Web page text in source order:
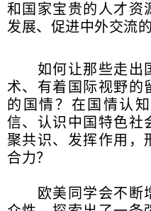
和国家宝贵的人才资
发展、促进中外交流
如何让那些走出
术、有着国际视野的
的国情？在国情认
信、认识中国特色社
聚共识、发挥作用，
合力？
欧美同学会不断